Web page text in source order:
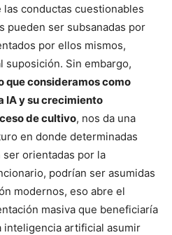
conductas cuestionables
pueden ser subsanadas por
por ellos mismos,
suposición. Sin embargo,
que consideramos como
IA y su crecimiento
de cultivo, nos da una
en donde determinadas
orientadas por la
podrían ser asumidas
modernos, eso abre el
masiva que beneficiaría
inteligencia artificial asumir